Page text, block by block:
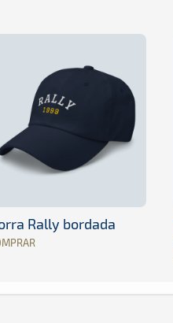
Rally bordada